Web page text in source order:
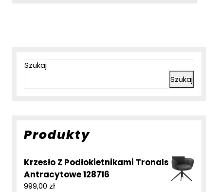
Szukaj
Szukaj
Produkty
Krzesło Z Podłokietnikami Tronals
Antracytowe 128716
999,00 zł